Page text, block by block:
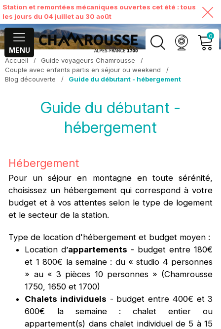
Station et remontées mécaniques ouvertes cet été : tous
les jours du 04 juillet au 30 août
MENU
0
MON COMPTE
Accueil / Guide voyageurs Chamrousse
/
Couple avec enfants partis en séjour ou weekend
/
Blog découverte
/ Guide du débutant - hébergement
Guide du débutant -
hébergement
Hébergement
Pour un séjour en montagne en toute sérénité,
choisissez un hébergement qui correspond à votre
budget et à vos attentes selon le type de logement
et le secteur de la station.
Type de location d'hébergement et budget moyen :
Location d’appartements - budget entre 180€
et 1 800€ la semaine : du « studio 4 personnes
» au « 3 pièces 10 personnes » (Chamrousse
1750, 1650 et 1700)
Chalets individuels - budget entre 400€ et 3
600€ la semaine : chalet entier ou
appartement(s) dans chalet individuel de 5 à 15